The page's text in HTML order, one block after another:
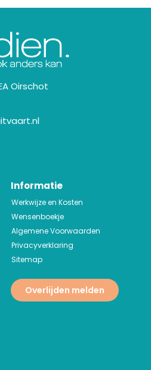
Oirschot
Informatie
Werkwijze en Kosten
Wensenboekje
Algemene Voorwaarden
Privacyverklaring
Sitemap
Overlijden melden